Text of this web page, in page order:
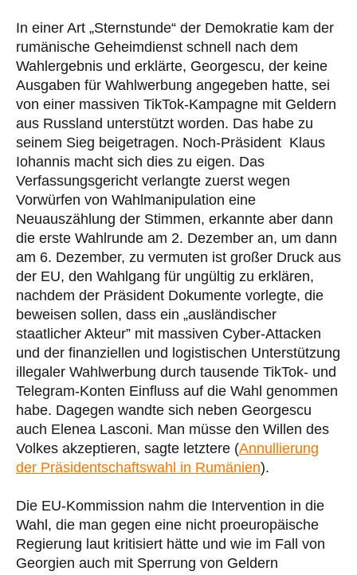
In einer Art „Sternstunde“ der Demokratie kam der
rumänische Geheimdienst schnell nach dem
Wahlergebnis und erklärte, Georgescu, der keine
Ausgaben für Wahlwerbung angegeben hatte, sei
von einer massiven TikTok-Kampagne mit Geldern
aus Russland unterstützt worden. Das habe zu
seinem Sieg beigetragen. Noch-Präsident Klaus
Iohannis macht sich dies zu eigen. Das
Verfassungsgericht verlangte zuerst wegen
Vorwürfen von Wahlmanipulation eine
Neuauszählung der Stimmen, erkannte aber dann
die erste Wahlrunde am 2. Dezember an, um dann
am 6. Dezember, zu vermuten ist großer Druck aus
der EU, den Wahlgang für ungültig zu erklären,
nachdem der Präsident Dokumente vorlegte, die
beweisen sollen, dass ein „ausländischer
staatlicher Akteur” mit massiven Cyber-Attacken
und der finanziellen und logistischen Unterstützung
illegaler Wahlwerbung durch tausende TikTok- und
Telegram-Konten Einfluss auf die Wahl genommen
habe. Dagegen wandte sich neben Georgescu
auch Elenea Lasconi. Man müsse den Willen des
Volkes akzeptieren, sagte letztere (Annullierung
der Präsidentschaftswahl in Rumänien).
Die EU-Kommission nahm die Intervention in die
Wahl, die man gegen eine nicht proeuropäische
Regierung laut kritisiert hätte und wie im Fall von
Georgien auch mit Sperrung von Geldern